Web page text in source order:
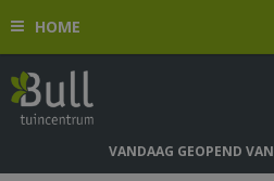
n
o
HOME
VANDAAG GEOPEND VAN